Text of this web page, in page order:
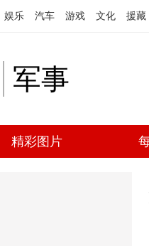
娱乐 汽车 游戏 文化 援藏
军事
精彩图片